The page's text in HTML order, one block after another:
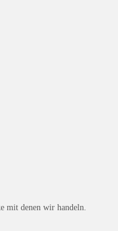
mit denen wir handeln.